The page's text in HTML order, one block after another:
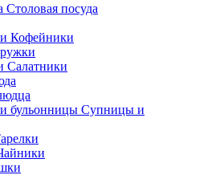
Столовая посуда
Кофейники
Салатники
Супницы и